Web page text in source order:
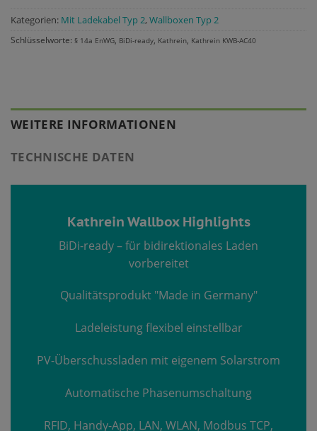
Kategorien: Mit Ladekabel Typ 2, Wallboxen Typ 2
Schlüsselworte: § 14a EnWG, BiDi-ready, Kathrein, Kathrein KWB-AC40
WEITERE INFORMATIONEN
TECHNISCHE DATEN
Kathrein Wallbox Highlights
BiDi-ready – für bidirektionales Laden
vorbereitet
Qualitätsprodukt "Made in Germany"
Ladeleistung flexibel einstellbar
PV-Überschussladen mit eigenem Solarstrom
Automatische Phasenumschaltung
RFID, Handy-App, LAN, WLAN, Modbus TCP,